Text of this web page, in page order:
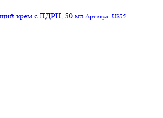
крем с ПДРН, 50 мл Артикул: US75